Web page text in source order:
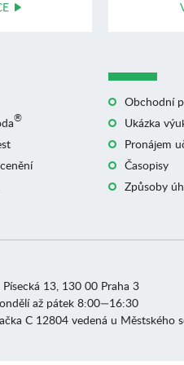
®
Obchodní
Ukázka
Pronájem
Časopisy
Způsoby
, Písecká 13, 130 00 Praha 3
až pátek 8:00—16:30
C 12804 vedená u Městského